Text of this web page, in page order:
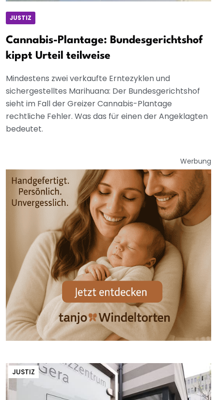
JUSTIZ
Cannabis-Plantage: Bundesgerichtshof
kippt Urteil teilweise
Mindestens zwei verkaufte Erntezyklen und
sichergestelltes Marihuana: Der Bundesgerichtshof
sieht im Fall der Greizer Cannabis-Plantage
rechtliche Fehler. Was das für einen der Angeklagten
bedeutet.
Werbung
JUSTIZ